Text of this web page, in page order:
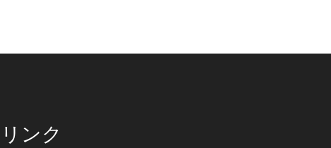
リンク